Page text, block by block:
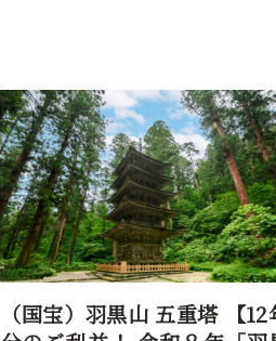
月山八合目 弥陀ヶ原